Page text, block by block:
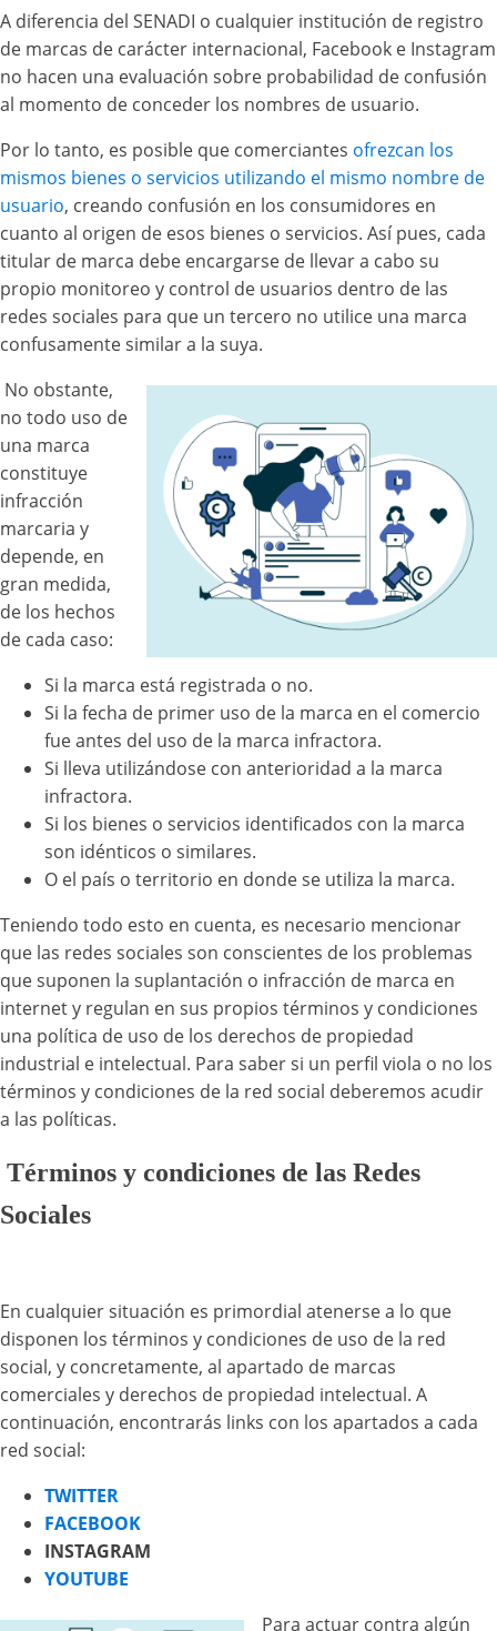
A diferencia del SENADI o cualquier institución de registro
de marcas de carácter internacional, Facebook e Instagram
no hacen una evaluación sobre probabilidad de confusión
al momento de conceder los nombres de usuario.
Por lo tanto, es posible que comerciantes ofrezcan los
mismos bienes o servicios utilizando el mismo nombre de
usuario, creando confusión en los consumidores en
cuanto al origen de esos bienes o servicios. Así pues, cada
titular de marca debe encargarse de llevar a cabo su
propio monitoreo y control de usuarios dentro de las
redes sociales para que un tercero no utilice una marca
confusamente similar a la suya.
No obstante,
no todo uso de
una marca
constituye
infracción
marcaria y
depende, en
gran medida,
de los hechos
de cada caso:
Si la marca está registrada o no.
Si la fecha de primer uso de la marca en el comercio
fue antes del uso de la marca infractora.
Si lleva utilizándose con anterioridad a la marca
infractora.
Si los bienes o servicios identificados con la marca
son idénticos o similares.
O el país o territorio en donde se utiliza la marca.
Teniendo todo esto en cuenta, es necesario mencionar
que las redes sociales son conscientes de los problemas
que suponen la suplantación o infracción de marca en
internet y regulan en sus propios términos y condiciones
una política de uso de los derechos de propiedad
industrial e intelectual. Para saber si un perfil viola o no los
términos y condiciones de la red social deberemos acudir
a las políticas.
Términos y condiciones de las Redes
Sociales
En cualquier situación es primordial atenerse a lo que
disponen los términos y condiciones de uso de la red
social, y concretamente, al apartado de marcas
comerciales y derechos de propiedad intelectual. A
continuación, encontrarás links con los apartados a cada
red social:
TWITTER
FACEBOOK
INSTAGRAM
YOUTUBE
Para actuar contra algún